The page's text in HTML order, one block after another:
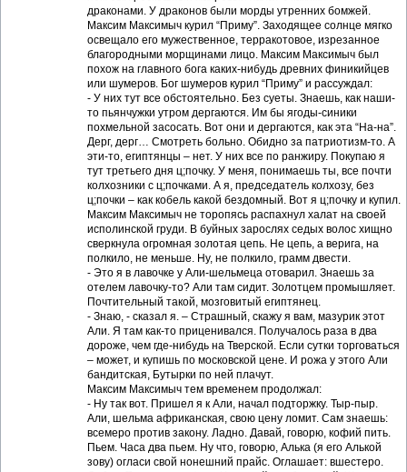
драконами. У драконов были морды утренних бомжей.
Максим Максимыч курил “Приму”. Заходящее солнце мягко
освещало его мужественное, терракотовое, изрезанное
благородными морщинами лицо. Максим Максимыч был
похож на главного бога каких-нибудь древних финикийцев
или шумеров. Бог шумеров курил “Приму” и рассуждал:
- У них тут все обстоятельно. Без суеты. Знаешь, как наши-
то пьянчужки утром дергаются. Им бы ягоды-синики
похмельной засосать. Вот они и дергаются, как эта “На-на”.
Дерг, дерг… Смотреть больно. Обидно за патриотизм-то. А
эти-то, египтянцы – нет. У них все по ранжиру. Покупаю я
тут третьего дня ц;почку. У меня, понимаешь ты, все почти
колхозники с ц;почками. А я, председатель колхозу, без
ц;почки – как кобель какой бездомный. Вот я ц;почку и купил.
Максим Максимыч не торопясь распахнул халат на своей
исполинской груди. В буйных зарослях седых волос хищно
сверкнула огромная золотая цепь. Не цепь, а верига, на
полкило, не меньше. Ну, не полкило, грамм двести.
- Это я в лавочке у Али-шельмеца отоварил. Знаешь за
отелем лавочку-то? Али там сидит. Золотцем промышляет.
Почтительный такой, мозговитый египтянец.
- Знаю, - сказал я. – Страшный, скажу я вам, мазурик этот
Али. Я там как-то приценивался. Получалось раза в два
дороже, чем где-нибудь на Тверской. Если сутки торговаться
– может, и купишь по московской цене. И рожа у этого Али
бандитская, Бутырки по ней плачут.
Максим Максимыч тем временем продолжал:
- Ну так вот. Пришел я к Али, начал подторжку. Тыр-пыр.
Али, шельма африканская, свою цену ломит. Сам знаешь:
всемеро против закону. Ладно. Давай, говорю, кофий пить.
Пьем. Часа два пьем. Ну что, говорю, Алька (я его Алькой
зову) огласи свой нонешний прайс. Оглашает: вшестеро.